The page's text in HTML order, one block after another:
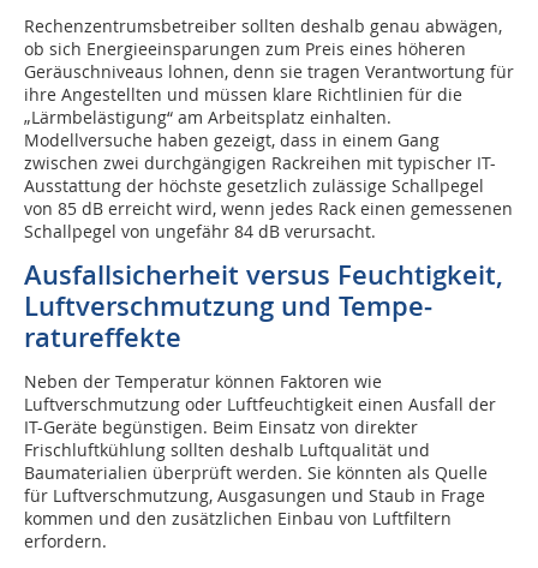
Rechenzentrumsbetreiber sollten deshalb genau abwägen,
ob sich Energieeinsparungen zum Preis eines höheren
Geräuschniveaus lohnen, denn sie tragen Verantwortung für
ihre Angestellten und müssen klare Richtlinien für die
„Lärmbelästigung“ am Arbeitsplatz einhalten.
Modellversuche haben gezeigt, dass in einem Gang
zwischen zwei durchgängigen Rackreihen mit typischer IT-
Ausstattung der höchste gesetzlich zulässige Schallpegel
von 85 dB erreicht wird, wenn jedes Rack einen gemessenen
Schallpegel von ungefähr 84 dB verursacht.
Ausfallsicherheit versus Feuch­tig­keit,
Luftver­schmut­zung und Tempe­
ratureffekte
Neben der Temperatur können Faktoren wie
Luftverschmutzung oder Luftfeuchtigkeit einen Ausfall der
IT-Geräte begünstigen. Beim Einsatz von direkter
Frischluftkühlung sollten deshalb Luftqualität und
Baumaterialien überprüft werden. Sie könnten als Quelle
für Luftverschmutzung, Ausgasungen und Staub in Frage
kommen und den zusätz­lichen Einbau von Luftfiltern
erfordern.